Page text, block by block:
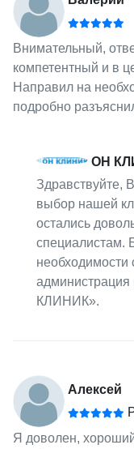
Внимательный,
компетентный и в
Направил на
подробно
ОН
Здравствуйте,
выбор нашей
остались
специалистам.
администрация
КЛИНИК».
Алексей
Я доволен,